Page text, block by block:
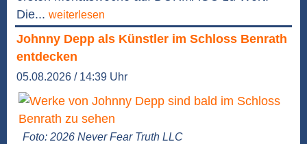
Die... weiterlesen
Johnny Depp als Künstler im Schloss Benrath
entdecken
05.08.2026 / 14:39 Uhr
Foto: 2026 Never Fear Truth LLC